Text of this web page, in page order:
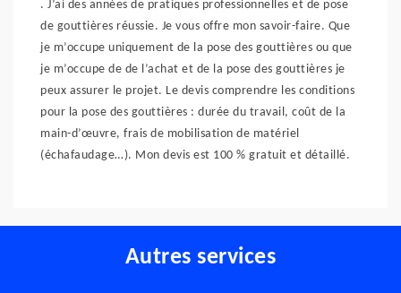
. J’ai des années de pratiques professionnelles et de pose
de gouttières réussie. Je vous offre mon savoir-faire. Que
je m’occupe uniquement de la pose des gouttières ou que
je m’occupe de de l’achat et de la pose des gouttières je
peux assurer le projet. Le devis comprendre les conditions
pour la pose des gouttières : durée du travail, coût de la
main-d’œuvre, frais de mobilisation de matériel
(échafaudage…). Mon devis est 100 % gratuit et détaillé.
Autres services